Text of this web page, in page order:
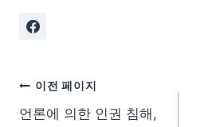
이전 페이지
언론에 의한 인권 침해,